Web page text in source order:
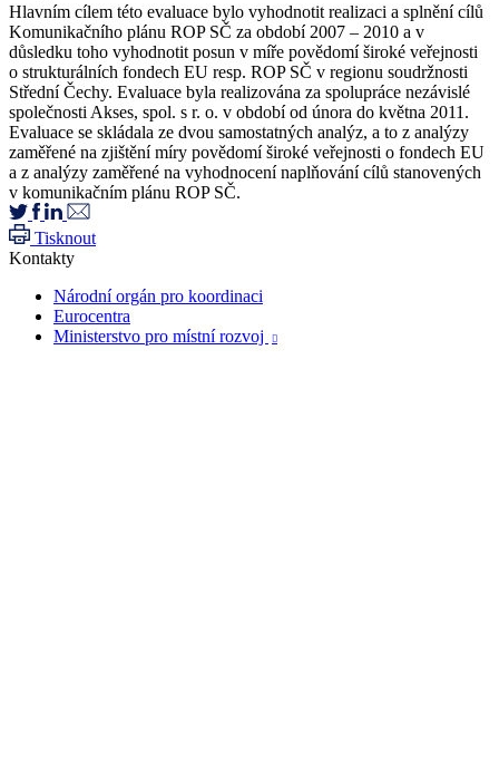
Hlavním cílem této evaluace bylo vyhodnotit realizaci a splnění cílů
Komunikačního plánu ROP SČ za období 2007 – 2010 a v
důsledku toho vyhodnotit posun v míře povědomí široké veřejnosti
o strukturálních fondech EU resp. ROP SČ v regionu soudržnosti
Střední Čechy. Evaluace byla realizována za spolupráce nezávislé
společnosti Akses, spol. s r. o. v období od února do května 2011.
Evaluace se skládala ze dvou samostatných analýz, a to z analýzy
zaměřené na zjištění míry povědomí široké veřejnosti o fondech EU
a z analýzy zaměřené na vyhodnocení naplňování cílů stanovených
v komunikačním plánu ROP SČ.
Tisknout
Kontakty
Národní orgán pro koordinaci
Eurocentra
Ministerstvo pro místní rozvoj
